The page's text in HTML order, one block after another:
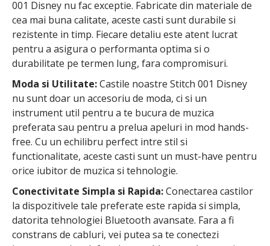
001 Disney nu fac exceptie. Fabricate din materiale de
cea mai buna calitate, aceste casti sunt durabile si
rezistente in timp. Fiecare detaliu este atent lucrat
pentru a asigura o performanta optima si o
durabilitate pe termen lung, fara compromisuri.
Moda si Utilitate:Castile noastre Stitch 001 Disney
nu sunt doar un accesoriu de moda, ci si un
instrument util pentru a te bucura de muzica
preferata sau pentru a prelua apeluri in mod hands-
free. Cu un echilibru perfect intre stil si
functionalitate, aceste casti sunt un must-have pentru
orice iubitor de muzica si tehnologie.
Conectivitate Simpla si Rapida:Conectarea castilor
la dispozitivele tale preferate este rapida si simpla,
datorita tehnologiei Bluetooth avansate. Fara a fi
constrans de cabluri, vei putea sa te conectezi